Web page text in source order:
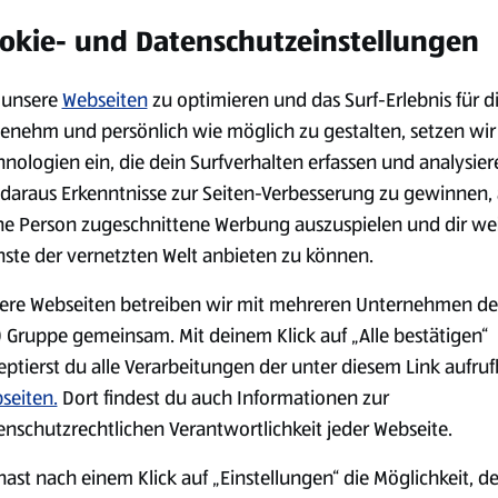
Sortiment nur in begrenzter Anzahl zur Verfügung stehen. Sie können
und Datenschutzeinstellungen
Webseitenzu optimieren und das Surf-Erlebnis für
und persönlich wie möglich zu gestalten, setzen wir
ein, die dein Surfverhalten erfassen und
Erkenntnisse zur Seiten-Verbesserung zu gewinnen,
Person zugeschnittene Werbung auszuspielen und dir
der vernetzten Welt anbieten zu können.
Webseiten betreiben wir mit mehreren Unternehmen
Gruppe gemeinsam. Mit deinem Klick auf „Alle bestätigen“
du alle Verarbeitungen der unter diesem Link
Dort findest du auch Informationen zur
Verantwortlichkeit jeder Webseite.
nach einem Klick auf „Einstellungen“ die Möglichkeit,